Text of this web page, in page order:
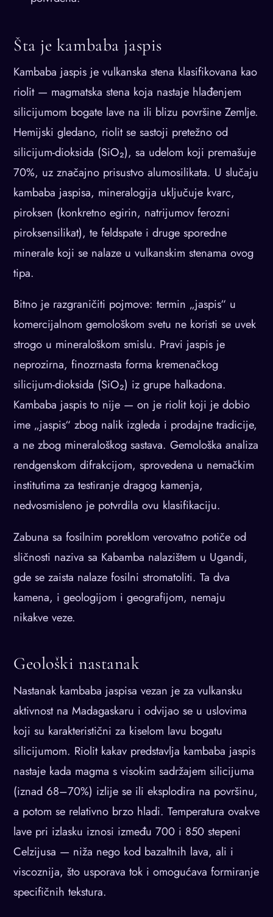
Šta je kambaba jaspis
Kambaba jaspis je vulkanska stena klasifikovana kao
riolit — magmatska stena koja nastaje hlađenjem
silicijumom bogate lave na ili blizu površine Zemlje.
Hemijski gledano, riolit se sastoji pretežno od
silicijum-dioksida (SiO₂), sa udelom koji premašuje
70%, uz značajno prisustvo alumosilikata. U slučaju
kambaba jaspisa, mineralogija uključuje kvarc,
piroksen (konkretno egirin, natrijumov ferozni
piroksensilikat), te feldspate i druge sporedne
minerale koji se nalaze u vulkanskim stenama ovog
tipa.
Bitno je razgraničiti pojmove: termin „jaspis“ u
komercijalnom gemološkom svetu ne koristi se uvek
strogo u mineraloškom smislu. Pravi jaspis je
neprozirna, finozrnasta forma kremenačkog
silicijum-dioksida (SiO₂) iz grupe halkadona.
Kambaba jaspis to nije — on je riolit koji je dobio
ime „jaspis“ zbog nalik izgleda i prodajne tradicije,
a ne zbog mineraloškog sastava. Gemološka analiza
rendgenskom difrakcijom, sprovedena u nemačkim
institutima za testiranje dragog kamenja,
nedvosmisleno je potvrdila ovu klasifikaciju.
Zabuna sa fosilnim poreklom verovatno potiče od
sličnosti naziva sa Kabamba nalazištem u Ugandi,
gde se zaista nalaze fosilni stromatoliti. Ta dva
kamena, i geologijom i geografijom, nemaju
nikakve veze.
Geološki nastanak
Nastanak kambaba jaspisa vezan je za vulkansku
aktivnost na Madagaskaru i odvijao se u uslovima
koji su karakteristični za kiselom lavu bogatu
silicijumom. Riolit kakav predstavlja kambaba jaspis
nastaje kada magma s visokim sadržajem silicijuma
(iznad 68–70%) izlije se ili eksplodira na površinu,
a potom se relativno brzo hladi. Temperatura ovakve
lave pri izlasku iznosi između 700 i 850 stepeni
Celzijusa — niža nego kod bazaltnih lava, ali i
viscoznija, što usporava tok i omogućava formiranje
specifičnih tekstura.